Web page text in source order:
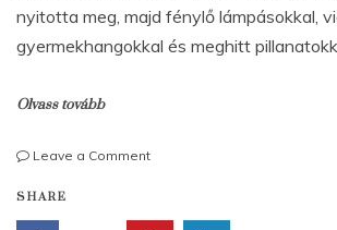
nyitotta meg, majd fénylő lámpásokkal,
gyermekhangokkal és meghitt
Olvass tovább
Leave a Commenton
felvonulás
SHARE